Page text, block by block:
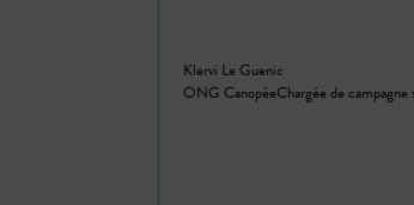
Klervi Le Guenic
ONG CanopéeChargée de